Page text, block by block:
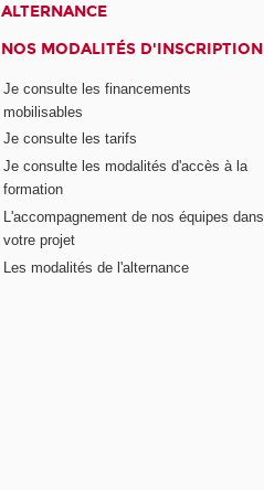
ALTERNANCE
NOS MODALITÉS D'INSCRIPTION
Je consulte les financements
mobilisables
Je consulte les tarifs
Je consulte les modalités d'accès à la
formation
L'accompagnement de nos équipes dans
votre projet
Les modalités de l'alternance